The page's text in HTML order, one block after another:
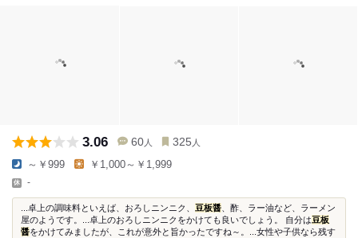
3.06 60 人 325 人
～￥999 ￥1,000～￥1,999
-
...卓上の調味料といえば、おろしニンニク、 豆板醤 、酢、ラー油など、ラーメン
屋のようです。...卓上のおろしニンニクをかけても良いでしょう。 自分は豆板
醤をかけてみましたが、これが意外と旨かったですね～。...女性や子供なら残す